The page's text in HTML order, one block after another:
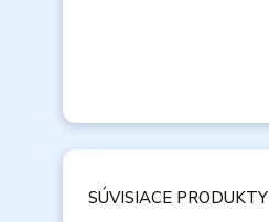
SÚVISIACE PRODUKTY